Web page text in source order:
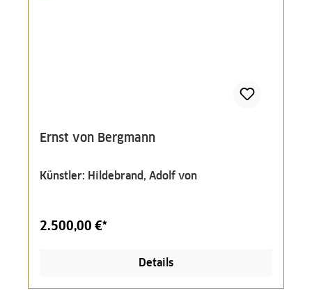
Ernst von Bergmann
Künstler: Hildebrand, Adolf von
2.500,00 €*
Details